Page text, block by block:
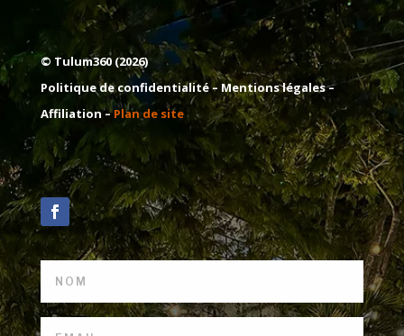
© Tulum360 (2026)
Politique de confidentialité – Mentions légales–
Affiliation –Plan de site